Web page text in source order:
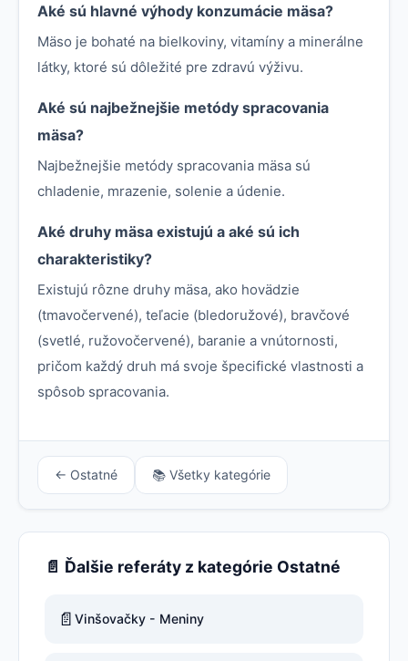
Aké sú hlavné výhody konzumácie mäsa?
Mäso je bohaté na bielkoviny, vitamíny a minerálne
látky, ktoré sú dôležité pre zdravú výživu.
Aké sú najbežnejšie metódy spracovania
mäsa?
Najbežnejšie metódy spracovania mäsa sú
chladenie, mrazenie, solenie a údenie.
Aké druhy mäsa existujú a aké sú ich
charakteristiky?
Existujú rôzne druhy mäsa, ako hovädzie
(tmavočervené), teľacie (bledoružové), bravčové
(svetlé, ružovočervené), baranie a vnútornosti,
pričom každý druh má svoje špecifické vlastnosti a
spôsob spracovania.
← Ostatné 📚 Všetky kategórie
📄 Ďalšie referáty z kategórie Ostatné
📄 Vinšovačky - Meniny